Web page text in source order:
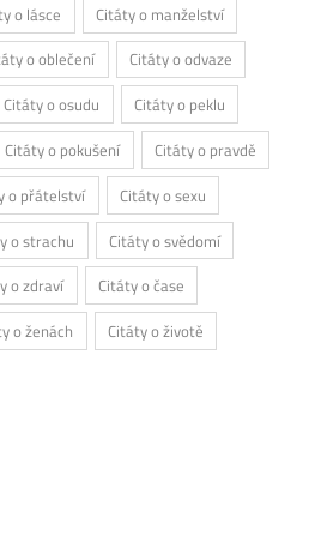
o lásce
Citáty o manželství
o oblečení
Citáty o odvaze
Citáty o osudu
Citáty o peklu
Citáty o pokušení
Citáty o pravdě
o přátelství
Citáty o sexu
o strachu
Citáty o svědomí
o zdraví
Citáty o čase
o ženách Citáty o životě